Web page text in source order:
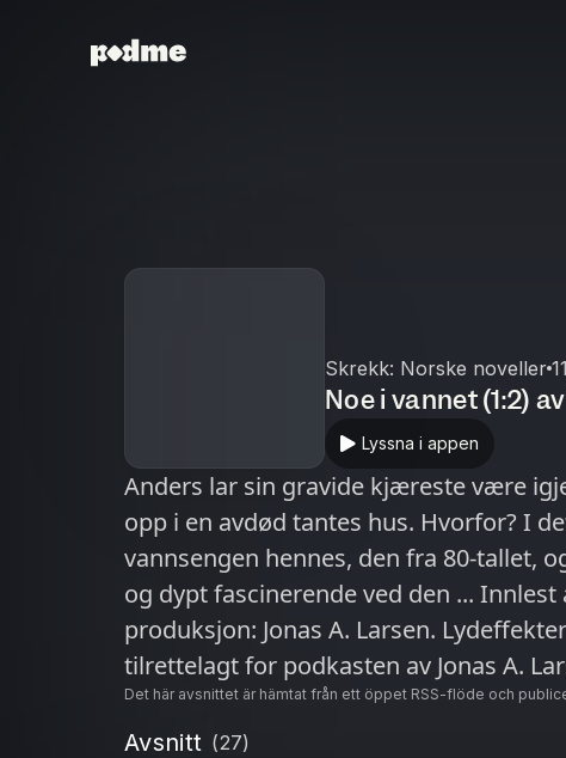
Skrekk: Norske noveller
Noe i vannet (1:2)
Lyssna i appen
Anders lar sin gravide kjæreste være
opp i en avdød tantes hus. Hvorfor? I
vannsengen hennes, den fra 80-tallet,
og dypt fascinerende ved den ... Innlest av Ole Larssen. Manuskript og
produksjon: Jonas A. Larsen.
Det här avsnittet är hämtat från ett öppet RSS-flöde och
Avsnitt (27)